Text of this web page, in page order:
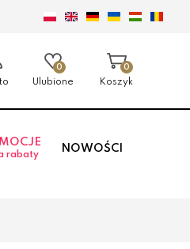
0
Ulubione
0
Koszyk
rabaty
NOWOŚCI